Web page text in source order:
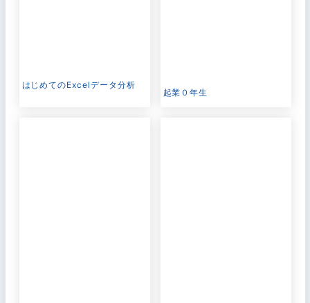
はじめてのExcelデータ分析
起業０年生